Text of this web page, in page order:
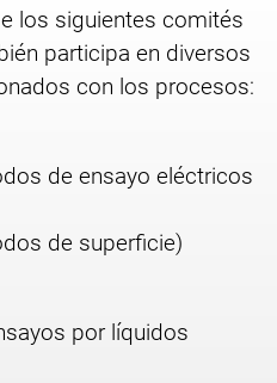
los siguientes comités
participa en diversos
con los procesos:
de ensayo eléctricos
de superficie)
por líquidos